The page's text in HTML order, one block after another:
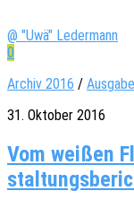
@ "Uwä" Ledermann
0
Archiv 2016 /
31. Oktober 2016
Vom wei­ßen